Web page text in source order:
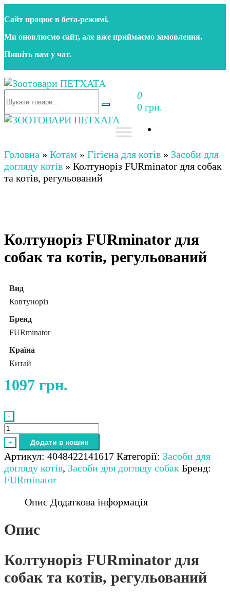
до
контенту
Сайт працює в бета‑режимі.
Ми оновлюємо сайт, але вже приймаємо замовлення.
Пишіть нам у чат.
Зоотовари ПЕТХАТА
Зоомагазин для собак та котів | Корм, іграшки,
аксесуари та догляд за тваринами. Доставка по
0
0 грн.
аксесуари та догляд за тваринами. Доставка по
Україні
Головна » Котам » Гігієна для котів » Засоби для
догляду котів » Колтуноріз FURminator для собак
та котів, регульований
Колтуноріз FURminator для
собак та котів, регульований
Вид
Ковтуноріз
Бренд
FURminator
Країна
Китай
1097 грн.
-
Колтуноріз
FURminator
для
собак
та
котів,
регульований
+ Додати в кошик
Артикул: 4048422141617 Категорії: Засоби для
догляду котів, Засоби для догляду собак Бренд:
FURminator
Опис Додаткова інформація
Опис
Колтуноріз FURminator для
собак та котів, регульований